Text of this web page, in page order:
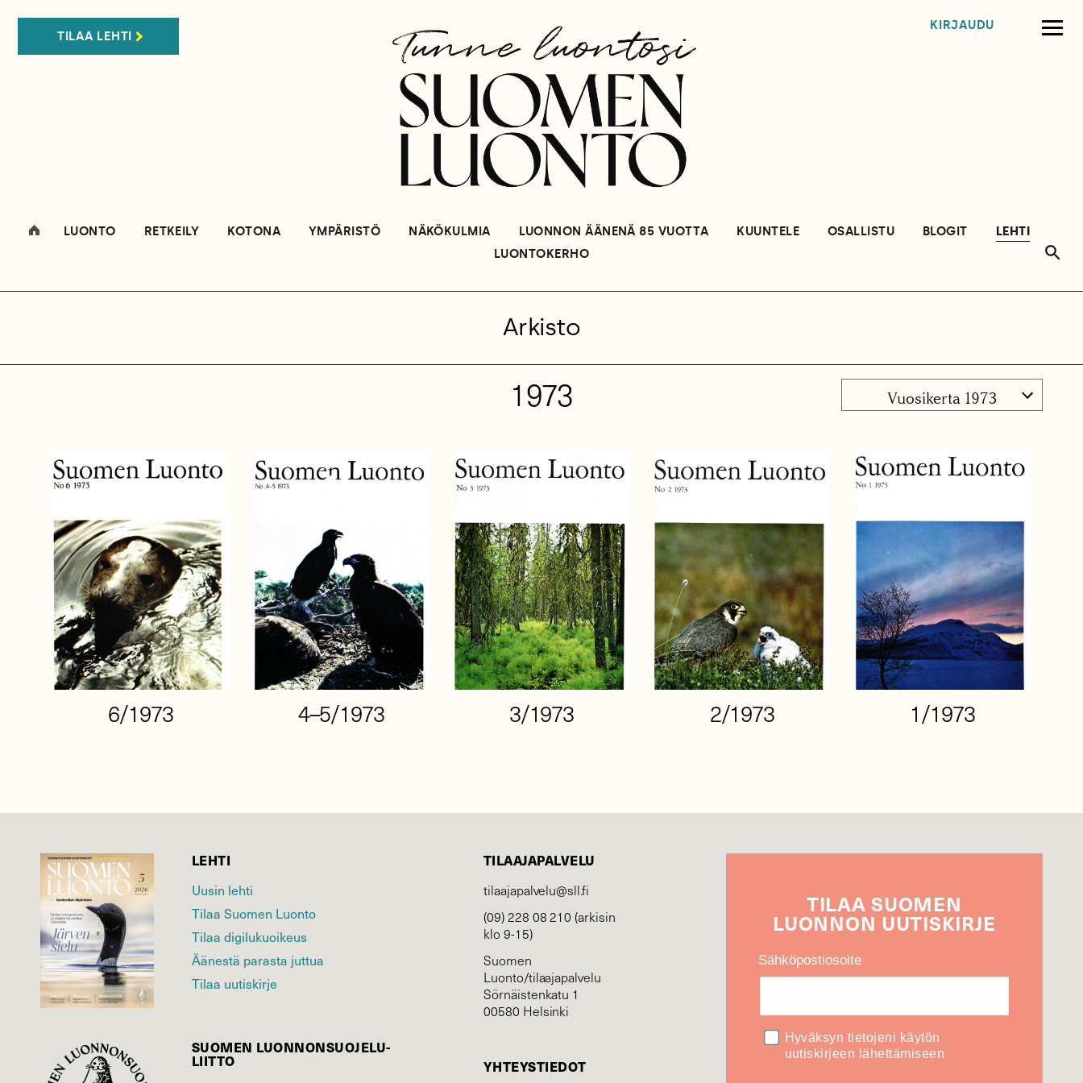
TILAA LEHTI
KIRJAUDU
LUONTO RETKEILY KOTONA YMPÄRISTÖ NÄKÖKULMIA LUONNON ÄÄNENÄ 85 VUOTTA KUUNTELE OSALLISTU BLOGIT
LEHTI
LUONTOKERHO
Arkisto
Vuosikerta 1973
1973
6/1973 4–5/1973 3/1973 2/1973 1/1973
LEHTI
Uusin lehti
Tilaa Suomen Luonto
Tilaa digilukuoikeus
Äänestä parasta juttua
Tilaa uutiskirje
SUOMEN LUONNON­SUOJELU­
LIITTO
TILAAJAPALVELU
tilaajapalvelu@sll.fi
(09) 228 08 210 (arkisin
klo 9-15)
Suomen
Luonto/tilaajapalvelu
Sörnäistenkatu 1
00580 Helsinki
YHTEYSTIEDOT
TILAASUOMEN
LUONNON UUTIS­KIRJE
Sähköpostiosoite
Hyväksyn tietojeni käytön
uutiskirjeen lähettämiseen